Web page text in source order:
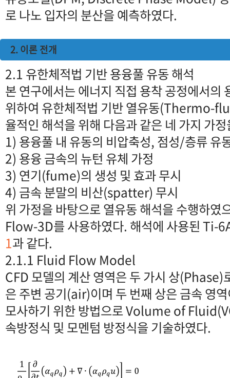
로 나노 입자의 분산을 예측하였다.
2. 이론 전개
2.1 유한체적법 기반 용융풀 유동 해석
본 연구에서는 에너지 직접 용착 공정에서의
위하여 유한체적법 기반 열유동(Thermo-
율적인 해석을 위해 다음과 같은 네 가지 가
1) 용융풀 내 유동의 비압축성, 점성/층류 유
2) 용융 금속의 뉴턴 유체 가정
3) 연기(fume)의 생성 및 효과 무시
4) 금속 분말의 비산(spatter) 무시
위 가정을 바탕으로 열유동 해석을 수행하였
Flow-3D를 사용하였다. 해석에 사용된 Ti-
1과 같다.
2.1.1 Fluid Flow Model
CFD 모델의 계산 영역은 두 가시 상(Phase)
은 주변 공기(air)이며 두 번째 상은 금속 영
모사하기 위한 방법으로 Volume of
속방정식 및 모멘텀 방정식을 기술하였다.